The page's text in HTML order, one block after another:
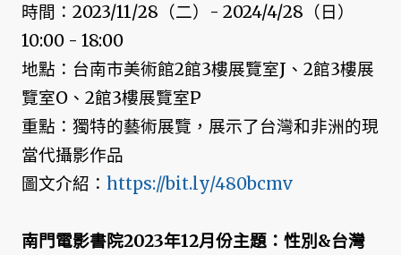
時間：2023/11/28（二）- 2024/4/28（日）
10:00 - 18:00
地點：台南市美術館2館3樓展覽室J、2館3樓展
覽室O、2館3樓展覽室P
重點：獨特的藝術展覽，展示了台灣和非洲的現
當代攝影作品
圖文介紹： https://bit.ly/480bcmv
南門電影書院2023年12月份主題：性別&台灣